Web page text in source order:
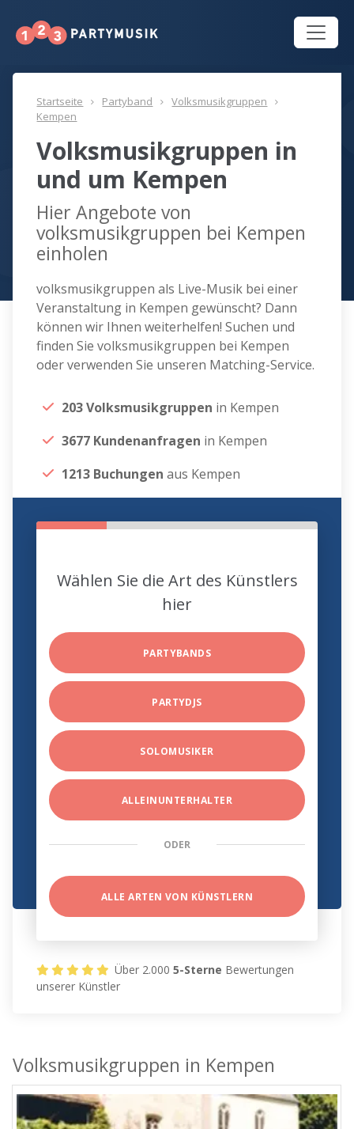
Startseite Partyband
Volksmusikgruppen
Kempen
Volksmusikgruppen in
und um Kempen
Hier Angebote von
volksmusikgruppen bei Kempen
einholen
volksmusikgruppen als Live-Musik bei einer
Veranstaltung in Kempen gewünscht? Dann
können wir Ihnen weiterhelfen! Suchen und
finden Sie volksmusikgruppen bei Kempen
oder verwenden Sie unseren Matching-Service.
203 Volksmusikgruppen in Kempen
3677 Kundenanfragen in Kempen
1213 Buchungen aus Kempen
Wählen Sie die Art des Künstlers
hier
PARTYBANDS
PARTYDJS
SOLOMUSIKER
ALLEINUNTERHALTER
ODER
ALLE ARTEN VON KÜNSTLERN
Über 2.0005-Sterne Bewertungen
unserer Künstler
Volksmusikgruppen in Kempen